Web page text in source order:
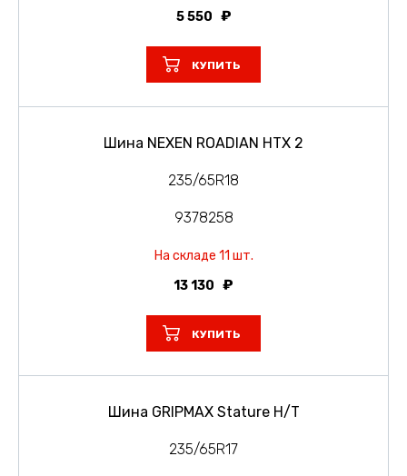
5 550
КУПИТЬ
Шина NEXEN ROADIAN HTX 2
235/65R18
9378258
На складе 11 шт.
13 130
КУПИТЬ
Шина GRIPMAX Stature H/T
235/65R17